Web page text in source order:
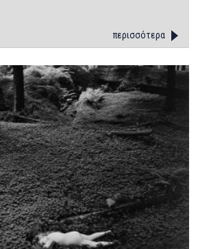
περισσότερα